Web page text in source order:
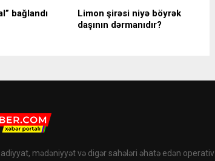
bağlandı
Limon şirəsi niyə böyrək
daşının dərmanıdır?
mədəniyyət və digər sahələri əhatə edən operativ